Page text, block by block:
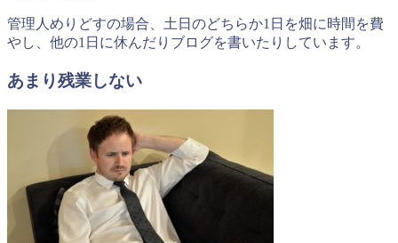
管理人めりどすの場合、土日のどちらか1日を畑に時間を費
やし、他の1日に休んだりブログを書いたりしています。
あまり残業しない